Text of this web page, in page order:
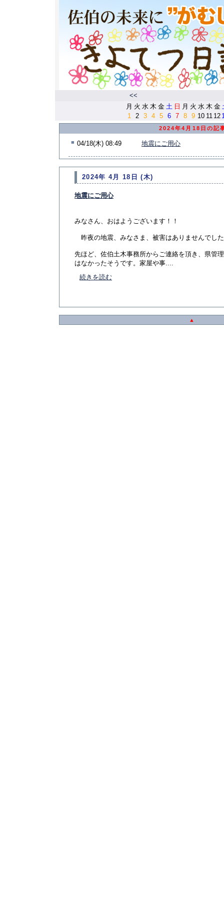
<<
月 火 水 木 金 土 日 月 火 水 木 金
1
2 3 4 5 6 7 8 9 10 11 12
2024年4月18日の記
■ 04/18(木) 08:49 地震にご用心
2024年 4月 18日 (木)
地震にご用心
みなさん、おはようございます！！
昨夜の地震、みなさま、被害はありませんでし
先ほど、佐伯土木事務所からご連絡を頂き、県管
はなかったそうです。家屋や事....
続きを読む
▲